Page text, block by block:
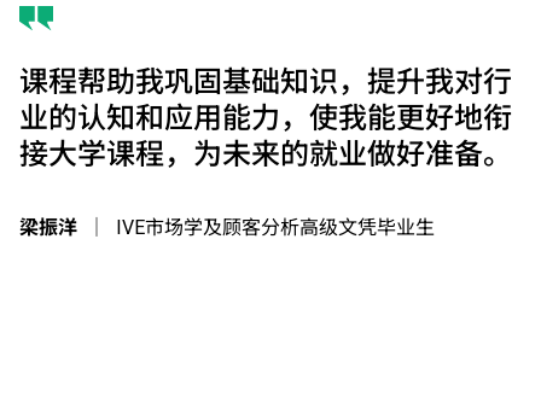
课程帮助我巩固基础知识，提升我对行
业的认知和应用能力，使我能更好地衔
接大学课程，为未来的就业做好准备。
梁振洋 IVE市场学及顾客分析高级文凭毕业生